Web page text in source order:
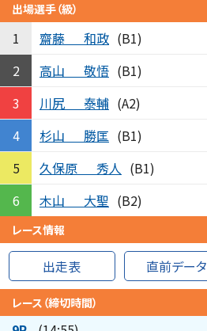
出場選手（級）
1 齋藤 和政 (B1)
2
高山 敬悟 (B1)
3
川尻 泰輔 (A2)
4
杉山 勝匡 (B1)
5
久保原 秀人 (B1)
6
木山 大聖 (B2)
レース情報
出走表 直前データ
レース（締切時間）